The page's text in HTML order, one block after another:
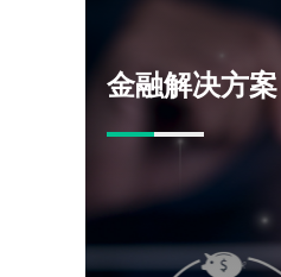
金融解决方案